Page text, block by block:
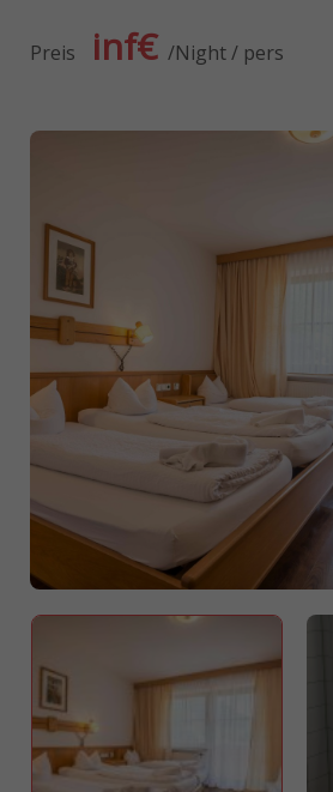
Preis inf€ Night / pers